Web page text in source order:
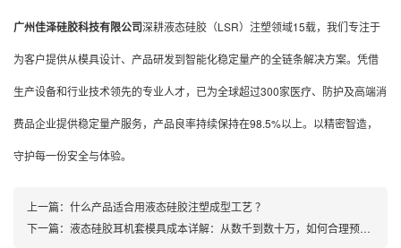
广州佳泽硅胶科技有限公司深耕液态硅胶（LSR）注塑领域15载，我们专注于
为客户提供从模具设计、产品研发到智能化稳定量产的全链条解决方案。凭借
生产设备和行业技术领先的专业人才，已为全球超过300家医疗、防护及高端消
费品企业提供稳定量产服务，产品良率持续保持在98.5%以上。以精密智造，
守护每一份安全与体验。
上一篇： 什么产品适合用液态硅胶注塑成型工艺 ？
下一篇： 液态硅胶耳机套模具成本详解：从数千到数十万，如何合理预算？